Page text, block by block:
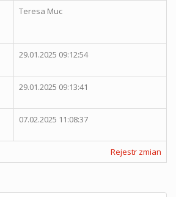
Teresa Muc
29.01.2025 09:12:54
29.01.2025 09:13:41
07.02.2025 11:08:37
Rejestr zmian